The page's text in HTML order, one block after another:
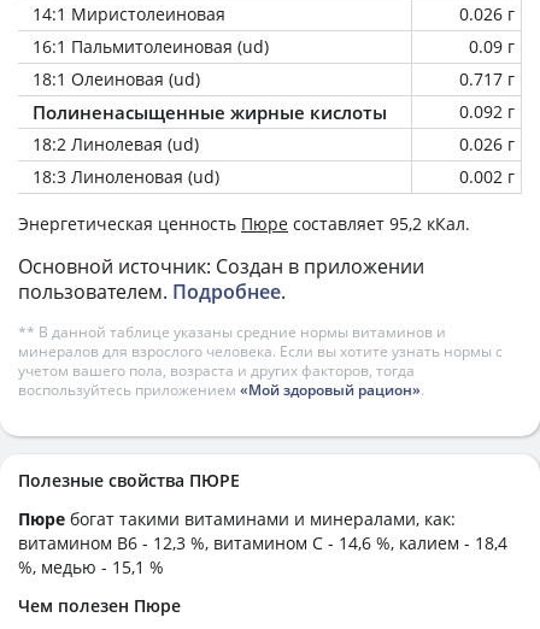
14:1 Миристолеиновая
0.026 г
16:1 Пальмитолеиновая (ud)
0.09 г
18:1 Олеиновая (ud)
0.717 г
Полиненасыщенные жирные кислоты
0.092 г
18:2 Линолевая (ud)
0.026 г
18:3 Линоленовая (ud)
0.002 г
Энергетическая ценность Пюре составляет 95,2 кКал.
Основной источник: Создан в приложении
пользователем. Подробнее.
** В данной таблице указаны средние нормы витаминов и
минералов для взрослого человека. Если вы хотите узнать нормы с
учетом вашего пола, возраста и других факторов, тогда
воспользуйтесь приложением «Мой здоровый рацион».
Полезные свойства ПЮРЕ
Пюре богат такими витаминами и минералами, как:
витамином B6 - 12,3 %, витамином C - 14,6 %, калием - 18,4
%, медью - 15,1 %
Чем полезен Пюре